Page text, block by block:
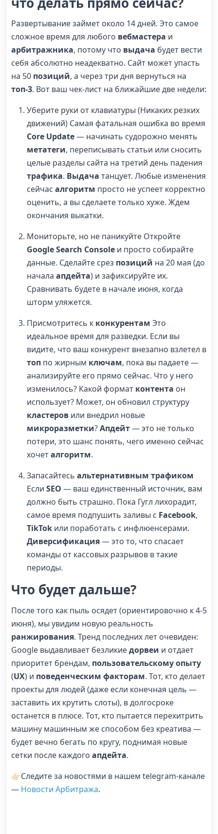
Развертывание займет около 14 дней. Это самое
сложное время для любого вебмастера и
арбитражника, потому что выдача будет вести
себя абсолютно неадекватно. Сайт может упасть
на 50 позиций, а через три дня вернуться на
топ-3. Вот ваш чек-лист на ближайшие две недели:
Уберите руки от клавиатуры (Никаких резких
движений) Самая фатальная ошибка во время
Core Update— начинать судорожно менять
метатеги, переписывать статьи или сносить
целые разделы сайта на третий день падения
трафика. Выдача танцует. Любые изменения
сейчас алгоритм просто не успеет корректно
оценить, а вы сделаете только хуже. Ждем
окончания выкатки.
Мониторьте, но не паникуйте Откройте
Google Search Console и просто собирайте
данные. Сделайте срез позиций на 20 мая (до
начала апдейта) и зафиксируйте их.
Сравнивать будете в начале июня, когда
шторм уляжется.
Присмотритесь к конкурентам Это
идеальное время для разведки. Если вы
видите, что ваш конкурент внезапно взлетел в
топ по жирным ключам, пока вы падаете —
анализируйте его прямо сейчас. Что у него
изменилось? Какой формат контента он
использует? Может, он обновил структуру
кластеров или внедрил новые
микроразметки?Апдейт— это не только
потери, это шанс понять, чего именно сейчас
хочеталгоритм.
Запасайтесь альтернативным трафиком
Если SEO — ваш единственный источник, вам
должно быть страшно. Пока Гугл лихорадит,
самое время подпушить заливы с Facebook,
TikTok или поработать с инфлюенсерами.
Диверсификация— это то, что спасает
команды от кассовых разрывов в такие
периоды.
Что будет дальше?
После того как пыль осядет (ориентировочно к 4-5
июня), мы увидим новую реальность
ранжирования. Тренд последних лет очевиден:
Google выдавливает безликиедорвеи и отдает
приоритет брендам, пользовательскому опыту
(UX) и поведенческим факторам. Тот, кто делает
проекты для людей (даже если конечная цель —
заставить их крутить слоты), в долгосроке
останется в плюсе. Тот, кто пытается перехитрить
машину машинным же способом без креатива —
будет вечно бегать по кругу, поднимая новые
сетки после каждого апдейта.
👉🏻Следите за новостями в нашем telegram-канале
— Новости Арбитража.